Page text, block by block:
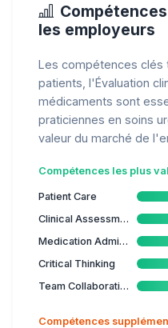
les employeurs
Les compétences clés
patients, l'Évaluation
médicaments sont
praticiennes en soins
valeur du marché de
Compétences les plus
Patient Care
Clinical Assessment
Medication Administration
Critical Thinking
Team Collaboration
Compétences